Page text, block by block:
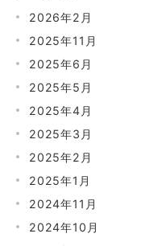
2026年2月
2025年11月
2025年6月
2025年5月
2025年4月
2025年3月
2025年2月
2025年1月
2024年11月
2024年10月